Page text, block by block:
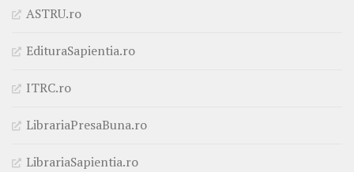
ASTRU.ro
EdituraSapientia.ro
ITRC.ro
LibrariaPresaBuna.ro
LibrariaSapientia.ro